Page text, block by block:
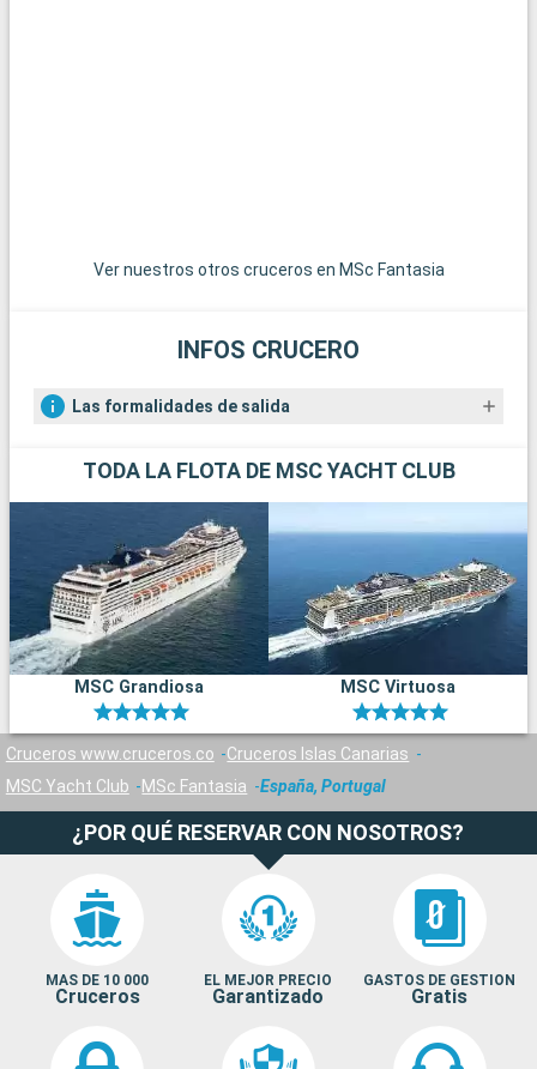
Ver nuestros otros cruceros en MSc Fantasia
INFOS CRUCERO
Las formalidades de salida
TODA LA FLOTA DE MSC YACHT CLUB
MSC Grandiosa MSC Virtuosa
Cruceros www.cruceros.co
Cruceros Islas Canarias
MSC Yacht Club
MSc Fantasia España, Portugal
¿POR QUÉ RESERVAR CON NOSOTROS?
MAS DE 10 000
Cruceros
EL MEJOR PRECIO
Garantizado
GASTOS DE GESTION
Gratis